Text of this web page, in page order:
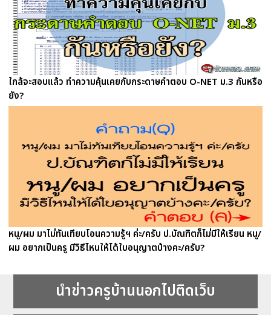
ใกล้จะสอบแล้ว ทำความคุ้นเคยกับกระดาษคำตอบ O-NET ม.3 กันหรือ
ยัง?
หนู/ผม มาไม่ทันเทียบโอนความรู้ฯ ค่ะ/ครับ ป.บัณฑิตก็ไม่มีให้เรียน หนู/
ผม อยากเป็นครู มีวิธีไหนให้ได้ใบอนุญาตบ้างคะ/ครับ?
นำข่าวครูบ้านนอกไปติดเว็บ